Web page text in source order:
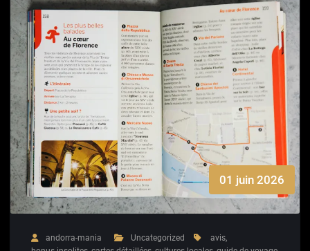
01 juin 2026
andorra-mania Uncategorized avis,